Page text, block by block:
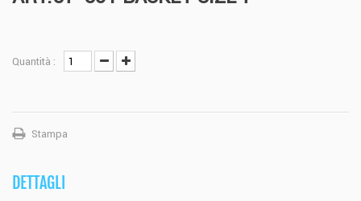
Quantità :
Stampa
DETTAGLI